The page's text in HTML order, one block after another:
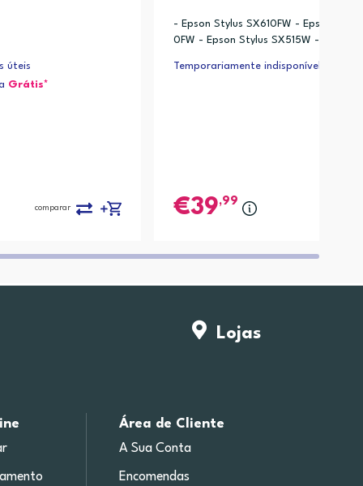
úteis
Grátis*
comparar
- Epson Stylus SX610FW - Epson
0FW - Epson Stylus SX515W - Epson
n Stylus Office BX600FW - Epson
Temporariamente indisponível
39,99
Lojas
Área de Cliente
A Sua Conta
Encomendas